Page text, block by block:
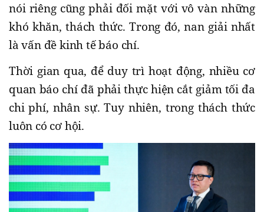
nói riêng cũng phải đối mặt với vô vàn những
khó khăn, thách thức. Trong đó, nan giải nhất
là vấn đề kinh tế báo chí.
Thời gian qua, để duy trì hoạt động, nhiều cơ
quan báo chí đã phải thực hiện cắt giảm tối đa
chi phí, nhân sự. Tuy nhiên, trong thách thức
luôn có cơ hội.